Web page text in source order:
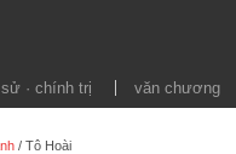
sử · chính trị văn chương
/Tô Hoài